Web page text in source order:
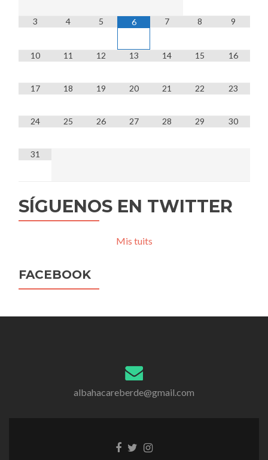
3 4 5 6 7 8 9
10 11 12 13 14 15 16
17 18 19 20 21 22 23
24 25 26 27 28 29 30
31
SÍGUENOS EN TWITTER
Mis tuits
FACEBOOK
albahacareberde@gmail.com
Enlace
EnlaceEnlace